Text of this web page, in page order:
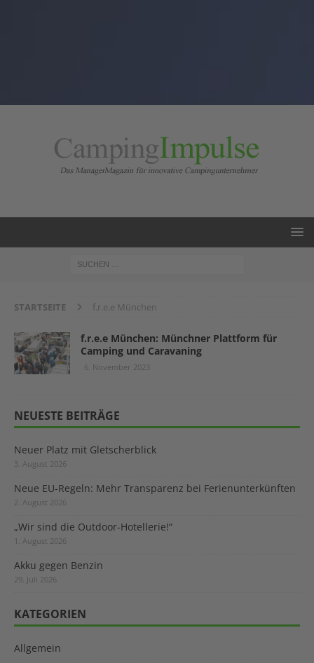
STARTSEITE f.r.e.e München
f.r.e.e München: Münchner Plattform für
Camping und Caravaning
6. November 2023
NEUESTE BEITRÄGE
Neuer Platz mit Gletscherblick
3. August 2026
Neue EU-Regeln: Mehr Transparenz bei Ferienunterkünften
2. August 2026
„Wir sind die Outdoor-Hotellerie!“
1. August 2026
Akku gegen Benzin
29. Juli 2026
KATEGORIEN
Allgemein